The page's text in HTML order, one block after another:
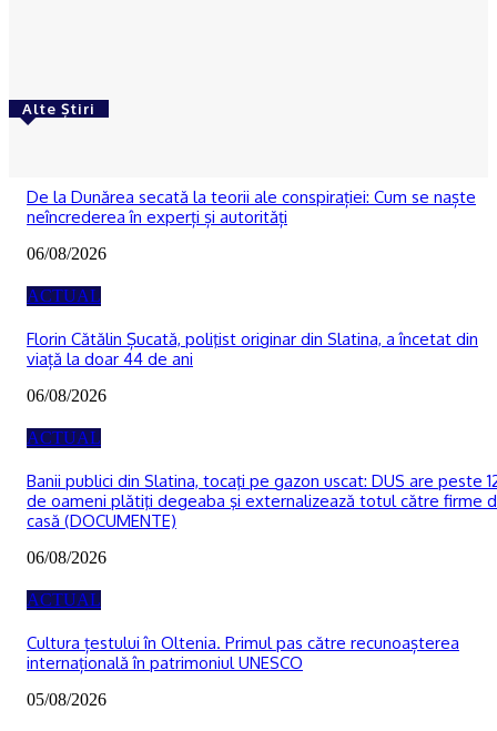
Alte Știri
De la Dunărea secată la teorii ale conspirației: Cum se naște
neîncrederea în experți și autorități
06/08/2026
ACTUAL
Florin Cătălin Șucată, poliţist originar din Slatina, a încetat din
viață la doar 44 de ani
06/08/2026
ACTUAL
Banii publici din Slatina, tocaţi pe gazon uscat: DUS are peste
de oameni plătiţi degeaba şi externalizează totul către firme
casă (DOCUMENTE)
06/08/2026
ACTUAL
Cultura țestului în Oltenia. Primul pas către recunoașterea
internațională în patrimoniul UNESCO
05/08/2026